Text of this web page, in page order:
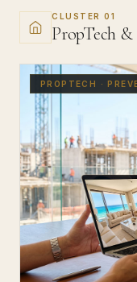
CLUSTER 01
PropTech
PROPTECH ·